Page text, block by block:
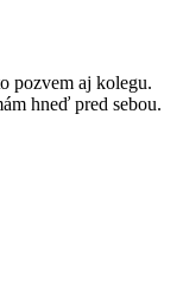
pozvem aj kolegu.
hneď pred sebou.